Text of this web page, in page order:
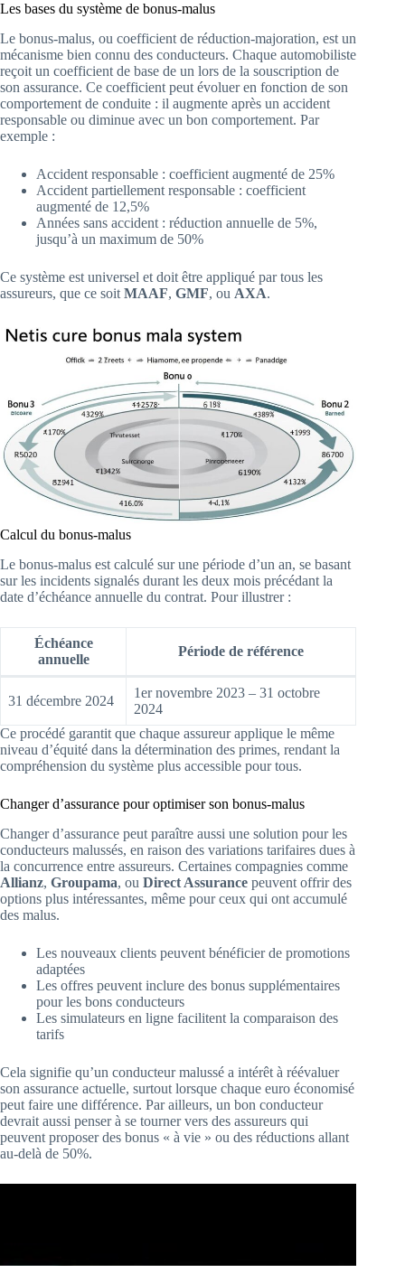
Les bases du système de bonus-malus
Le bonus-malus, ou coefficient de réduction-majoration, est un
mécanisme bien connu des conducteurs. Chaque automobiliste
reçoit un coefficient de base de un lors de la souscription de
son assurance. Ce coefficient peut évoluer en fonction de son
comportement de conduite : il augmente après un accident
responsable ou diminue avec un bon comportement. Par
exemple :
Accident responsable : coefficient augmenté de 25%
Accident partiellement responsable : coefficient
augmenté de 12,5%
Années sans accident : réduction annuelle de 5%,
jusqu’à un maximum de 50%
Ce système est universel et doit être appliqué par tous les
assureurs, que ce soit MAAF, GMF, ou AXA.
Calcul du bonus-malus
Le bonus-malus est calculé sur une période d’un an, se basant
sur les incidents signalés durant les deux mois précédant la
date d’échéance annuelle du contrat. Pour illustrer :
Échéance
annuelle
Période de référence
31 décembre 2024
1er novembre 2023 – 31 octobre
2024
Ce procédé garantit que chaque assureur applique le même
niveau d’équité dans la détermination des primes, rendant la
compréhension du système plus accessible pour tous.
Changer d’assurance pour optimiser son bonus-malus
Changer d’assurance peut paraître aussi une solution pour les
conducteurs malussés, en raison des variations tarifaires dues à
la concurrence entre assureurs. Certaines compagnies comme
Allianz, Groupama, ou Direct Assurance peuvent offrir des
options plus intéressantes, même pour ceux qui ont accumulé
des malus.
Les nouveaux clients peuvent bénéficier de promotions
adaptées
Les offres peuvent inclure des bonus supplémentaires
pour les bons conducteurs
Les simulateurs en ligne facilitent la comparaison des
tarifs
Cela signifie qu’un conducteur malussé a intérêt à réévaluer
son assurance actuelle, surtout lorsque chaque euro économisé
peut faire une différence. Par ailleurs, un bon conducteur
devrait aussi penser à se tourner vers des assureurs qui
peuvent proposer des bonus « à vie » ou des réductions allant
au-delà de 50%.